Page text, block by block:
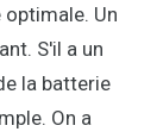
Un
S'il a un
la batterie
On a